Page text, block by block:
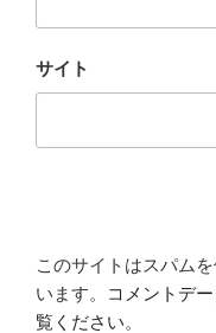
サイト
このサイトはスパム
います。
コメントデ
覧ください。